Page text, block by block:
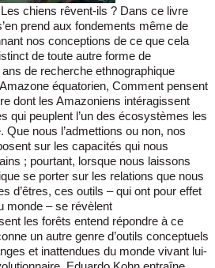
chiens rêvent-ils ? Dans ce livre
prend aux fondements même de
nos conceptions de ce que cela
de toute autre forme de
de recherche ethnographique
équatorien, Comment pensent
dont les Amazoniens intéragissent
qui peuplent l’un des écosystèmes les
nous l’admettions ou non, nos
sur les capacités qui nous
; pourtant, lorsque nous laissons
se porter sur les relations que nous
d’êtres, ces outils – qui ont pour effet
monde – se révèlent
les forêts entend répondre à ce
un autre genre d’outils conceptuels
et inattendues du monde vivant lui-